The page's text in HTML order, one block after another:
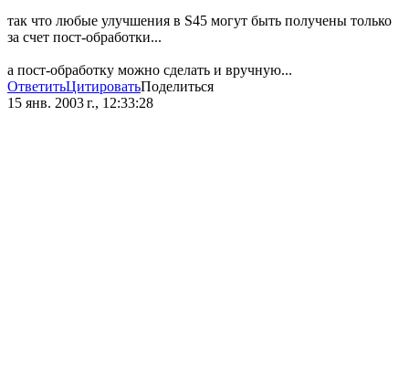
так что любые улучшения в S45 могут быть получены только
за счет пост-обработки...
а пост-обработку можно сделать и вручную...
ОтветитьЦитироватьПоделиться
15 янв. 2003 г., 12:33:28